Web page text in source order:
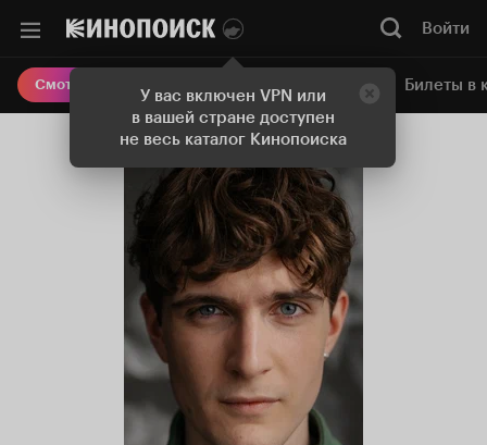
У вас включен VPN или
в вашей стране доступен
не весь каталог Кинопоиска
Войти
Смотреть кино Онлайн-кинотеатр Билеты в